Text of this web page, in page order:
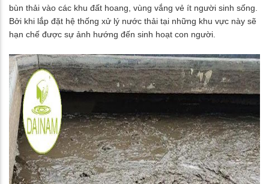
bùn thải vào các khu đất hoang, vùng vắng vẻ ít người sinh sống.
Bởi khi lắp đặt hệ thống xử lý nước thải tại những khu vực này sẽ
hạn chế được sự ảnh hướng đến sinh hoạt con người.